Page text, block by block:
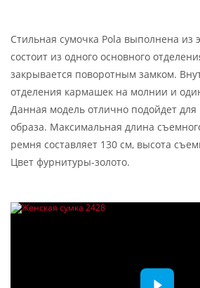
Стильная сумочка Pola выполнена из
состоит из одного основного
закрывается поворотным замком.
отделения кармашек на молнии и
Данная модель отлично подойдет для
образа. Максимальная длина
ремня составляет 130 см, высота
Цвет фурнитуры-золото.